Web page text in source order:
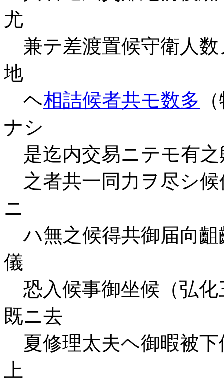
尤
兼テ差渡置候守衛人数
地
ヘ相詰候者共モ数多
ナシ
是迄内交易ニテモ有之
之者共一同力ヲ尽シ候
ニ
ハ無之候得共御届向齟
儀
恐入候事御坐候（弘化
既ニ去
夏修理太夫ヘ御暇被下
上